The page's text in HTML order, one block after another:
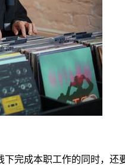
完成本职工作的同时，还